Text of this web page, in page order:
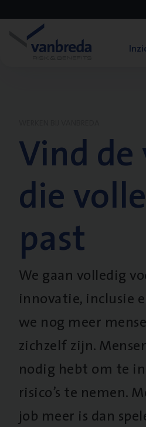
Vind
die
past
We gaan volledig
innovatie, inclusie
we nog meer
zichzelf zijn.
nodig hebt om te
risico’s te nemen.
job meer is dan